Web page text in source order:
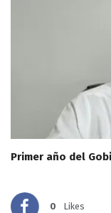
Primer año del
0 Likes